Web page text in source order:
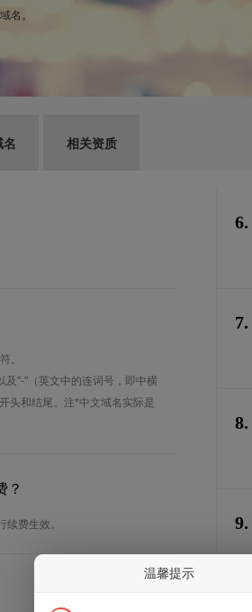
名。
名 相关资质
。
及"-"（英文中的连词号，即中横
头和结尾。注*中文域名实际是
？
费生效。
6.
7.
8.
9.
温馨提示